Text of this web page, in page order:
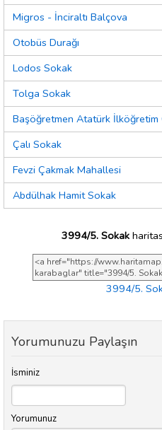
Migros - İnciraltı Balçova
Otobüs Durağı
Lodos Sokak
Tolga Sokak
Başöğretmen Atatürk İlköğretim
Çalı Sokak
Fevzi Çakmak Mahallesi
Abdülhak Hamit Sokak
3994/5. Sokak
3994/5.
Yorumunuzu Paylaşın
İsminiz
Yorumunuz